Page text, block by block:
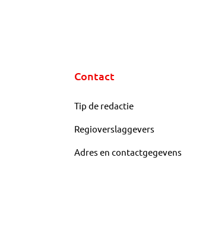
Contact
Tip de redactie
Regioverslaggevers
Adres en contactgegevens